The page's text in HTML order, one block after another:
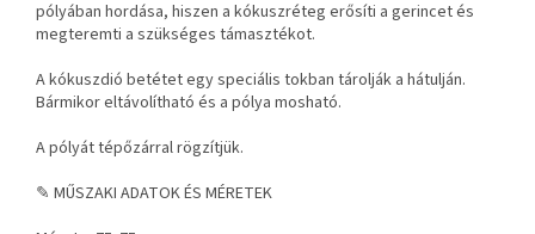
pólyában hordása, hiszen a kókuszréteg erősíti a gerincet és
megteremti a szükséges támasztékot.
A kókuszdió betétet egy speciális tokban tárolják a hátulján.
Bármikor eltávolítható és a pólya mosható.
A pólyát tépőzárral rögzítjük.
✎ MŰSZAKI ADATOK ÉS MÉRETEK